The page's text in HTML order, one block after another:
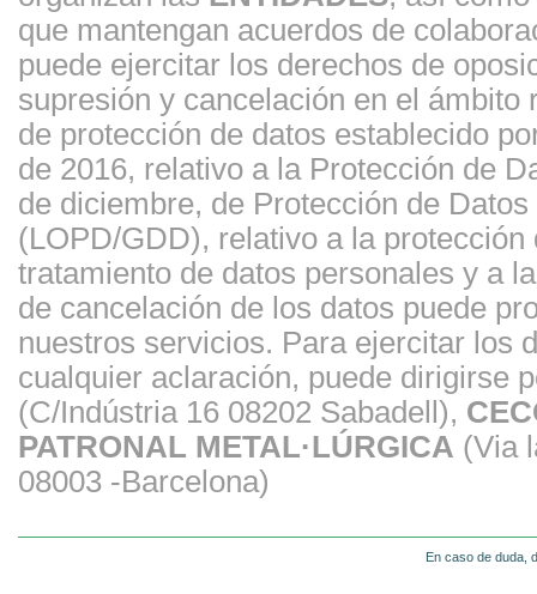
que mantengan acuerdos de
puede ejercitar los derechos de
supresión y cancelación en el
de protección de datos establecido
de 2016, relativo a la Protección de
de diciembre, de Protección de
(LOPD/GDD), relativo a la
tratamiento de datos personales y a
de cancelación de los datos puede
nuestros servicios. Para ejercitar los
cualquier aclaración, puede dirigirse
(C/Indústria 16 08202 Sabadell),
PATRONAL METAL·LÚRGICA (Via
08003 -Barcelona)
En caso de duda,